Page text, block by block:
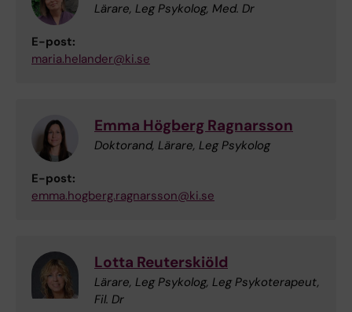
Lärare, Leg Psykolog, Med. Dr
E-post:
maria.helander@ki.se
Emma Högberg Ragnarsson
Doktorand, Lärare, Leg Psykolog
E-post:
emma.hogberg.ragnarsson@ki.se
Lotta Reuterskiöld
Lärare, Leg Psykolog, Leg Psykoterapeut,
Fil. Dr